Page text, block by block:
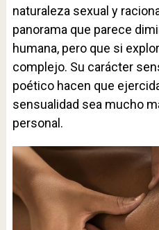
naturaleza sexual y
panorama que parece
humana, pero que si
complejo. Su carácter
poético hacen que
sensualidad sea mucho
personal.